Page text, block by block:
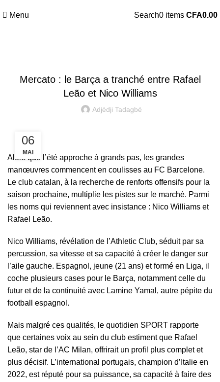
Menu Search0 items CFA0.00
Mercato : le Barça a tranché entre Rafael
Leão et Nico Williams
Adjèdji Tadagbé
06
MAI
Alors que l’été approche à grands pas, les grandes
manœuvres commencent en coulisses au FC Barcelone.
Le club catalan, à la recherche de renforts offensifs pour la
saison prochaine, multiplie les pistes sur le marché. Parmi
les noms qui reviennent avec insistance : Nico Williams et
Rafael Leão.
Nico Williams, révélation de l’Athletic Club, séduit par sa
percussion, sa vitesse et sa capacité à créer le danger sur
l’aile gauche. Espagnol, jeune (21 ans) et formé en Liga, il
coche plusieurs cases pour le Barça, notamment celle du
futur et de la continuité avec Lamine Yamal, autre pépite du
football espagnol.
Mais malgré ces qualités, le quotidien SPORT rapporte
que certaines voix au sein du club estiment que Rafael
Leão, star de l’AC Milan, offrirait un profil plus complet et
plus décisif. L’international portugais, champion d’Italie en
2022, est réputé pour sa puissance, sa capacité à faire des